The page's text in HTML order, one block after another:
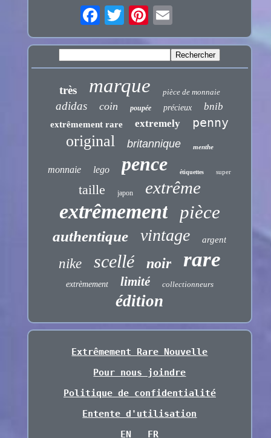
très marque pièce de monnaie
adidas coin poupée précieux bnib
extrêmement rare extremely penny
original britannique menthe
monnaie lego pence étiquettes super
taille japon extrême
extrêmement pièce
authentique vintage argent
nike scellé noir rare
extrèmement limité collectionneurs
édition
Extrêmement Rare Nouvelle
Pour nous joindre
Politique de confidentialité
Entente d'utilisation
EN
FR